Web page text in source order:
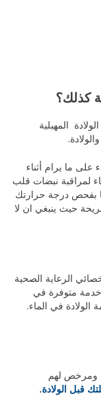
كذلك؟
المهبلية
ما يرام أثناء
لمراقبة نبضات قلب
بفحص درجة حرارتك
حيث ينبغي ان لا
الرعاية الصحية
متوفرة في
في الماء.
ومرخص لهم
قبل الولادة.